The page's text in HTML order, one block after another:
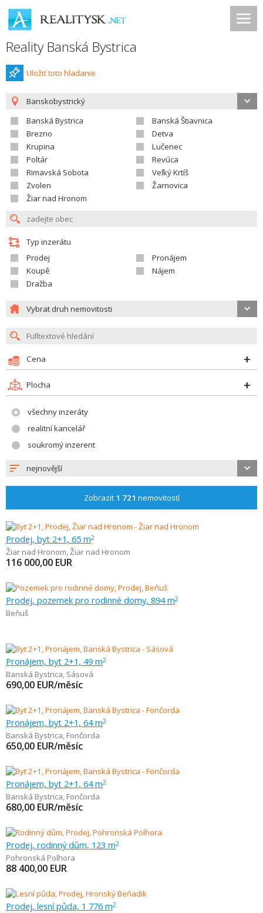
Reality Banská Bystrica
Uložiť toto hladanie
Banskobystrický
Banská Bystrica
Banská Štiavnica
Brezno
Detva
Krupina
Lučenec
Poltár
Revúca
Rimavská Sobota
Veľký Krtíš
Zvolen
Žarnovica
Žiar nad Hronom
Typ inzerátu
Prodej
Pronájem
Koupě
Nájem
Dražba
Vybrat druh nemovitosti
Cena
Plocha
všechny inzeráty
realitní kancelář
soukromý inzerent
nejnovější
Zobrazit 1 721 nemovitostí
Prodej, byt 2+1, 65 m2
Žiar nad Hronom,Žiar nad Hronom
116 000,00 EUR
Prodej, pozemek pro rodinné domy, 894 m2
Beňuš
Pronájem, byt 2+1, 49 m2
Banská Bystrica, Sásová
690,00 EUR/měsíc
Pronájem, byt 2+1, 64 m2
Banská Bystrica, Fončorda
650,00 EUR/měsíc
Pronájem, byt 2+1, 64 m2
Banská Bystrica, Fončorda
680,00 EUR/měsíc
Prodej, rodinný dům, 123 m2
Pohronská Polhora
88 400,00 EUR
Prodej, lesní půda, 1 776 m2